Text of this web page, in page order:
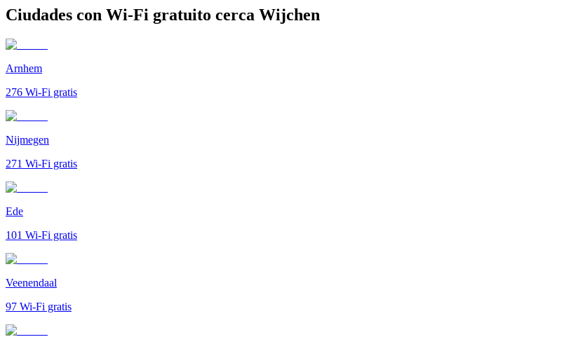
Ciudades con Wi-Fi gratuito cerca Wijchen
Arnhem
276 Wi-Fi gratis
Nijmegen
271 Wi-Fi gratis
Ede
101 Wi-Fi gratis
Veenendaal
97 Wi-Fi gratis